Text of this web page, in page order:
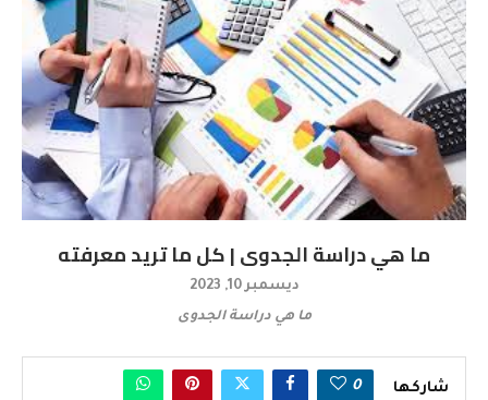
ما هي دراسة الجدوى | كل ما تريد معرفته
ديسمبر 10, 2023
ما هي دراسة الجدوى
شاركها 0